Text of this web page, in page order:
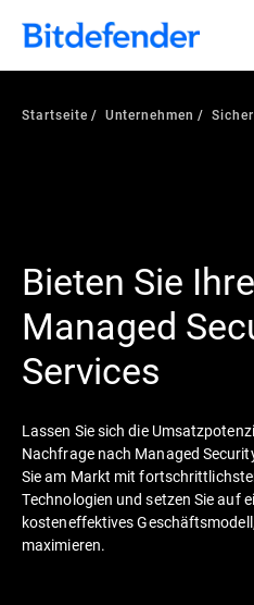
Startseite Unternehmen
Bieten Sie
Managed
Services
Lassen Sie sich die
Nachfrage nach Managed
Sie am Markt mit
Technologien und setzen Sie auf
kosteneffektives
maximieren.